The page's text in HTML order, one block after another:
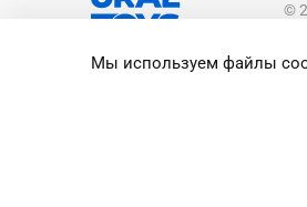
©
Мы используем файлы